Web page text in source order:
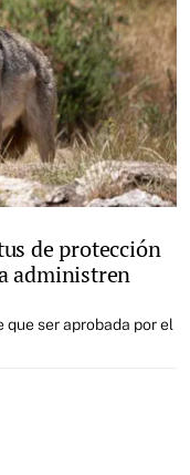
de protección
administren
ser aprobada por el